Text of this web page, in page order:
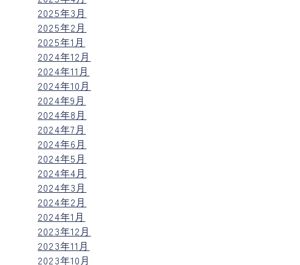
2025年3月
2025年2月
2025年1月
2024年12月
2024年11月
2024年10月
2024年9月
2024年8月
2024年7月
2024年6月
2024年5月
2024年4月
2024年3月
2024年2月
2024年1月
2023年12月
2023年11月
2023年10月